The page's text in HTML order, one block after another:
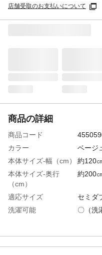
店舗受取のお支払いについて
商品の詳細
商品コード
カラー
ベージ
本体サイズ-幅（cm）
約120
本体サイズ-奥行
（cm）
約200
適応サイズ
セミダ
洗濯可能
〇（洗
ドライクリーニング
×
表地-布組成素材
ナイロ